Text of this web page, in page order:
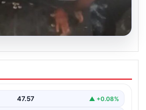
şaşıran caretta
denize ulaştırdı
47.57 ▲ +0.08%